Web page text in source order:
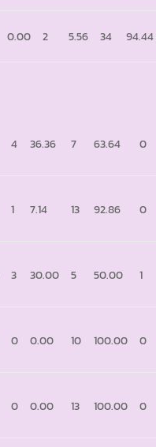
0.00 2 5.56 34 94.44
4 36.36 7 63.64 0
1 7.14 13 92.86 0
3 30.00 5 50.00 1
0 0.00 10 100.00 0
0 0.00 13 100.00 0